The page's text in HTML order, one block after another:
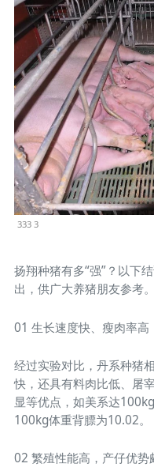
333 3
扬翔种猪有多“强”？以下
出，供广大养猪朋友参考。
01 生长速度快、瘦肉率高
经过实验对比，丹系种猪
快，还具有料肉比低、屠
显等优点，如美系达
100kg体重背膘为10.02。
02 繁殖性能高，产仔优势